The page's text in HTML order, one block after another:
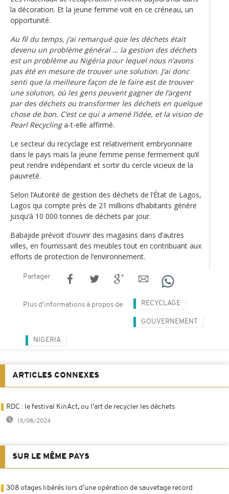
la décoration. Et la jeune femme voit en ce créneau, un
opportunité.
Au fil du temps, j’ai remarqué que les déchets était
devenu un problème général … la gestion des déchets
est un problème au Nigéria pour lequel nous n’avons
pas été en mesure de trouver une solution. J’ai donc
senti que la meilleure façon de le faire est de trouver
une solution, où les gens peuvent gagner de l’argent
par des déchets ou transformer les déchets en quelque
chose de bon. C’est ce qui a amené l’idée, et la vision de
Pearl Recyclinga-t-elle affirmé.
Le secteur du recyclage est relativement embryonnaire
dans le pays mais la jeune femme pense fermement qu’il
peut rendre indépendant et sortir du cercle vicieux de la
pauvreté.
Selon l’Autorité de gestion des déchets de l‘État de Lagos,
Lagos qui compte près de 21 millions d’habitants génère
jusqu‘à 10 000 tonnes de déchets par jour.
Babajide prévoit d’ouvrir des magasins dans d’autres
villes, en fournissant des meubles tout en contribuant aux
efforts de protection de l’environnement.
Partager
Plus d'informations à propos de RECYCLAGE
GOUVERNEMENT
NIGERIA
ARTICLES CONNEXES
RDC : le festival KinAct, ou l'art de recycler les déchets
13/08/2024
SUR LE MÊME PAYS
308 otages libérés lors d’une opération de sauvetage record